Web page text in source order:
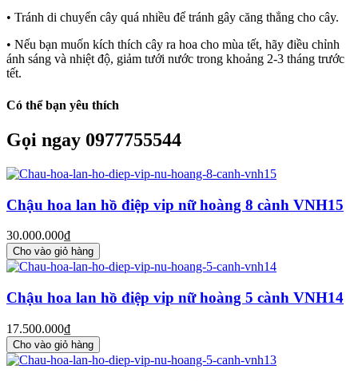
• Tránh di chuyển cây quá nhiều để tránh gây căng thẳng cho cây.
• Nếu bạn muốn kích thích cây ra hoa cho mùa tết, hãy điều chỉnh
ánh sáng và nhiệt độ, giảm tưới nước trong khoảng 2-3 tháng trước
tết.
Có thể bạn yêu thích
Gọi ngay 0977755544
Chậu hoa lan hồ điệp vip nữ hoàng 8 cành VNH15
30.000.000₫
Cho vào giỏ hàng
Chậu hoa lan hồ điệp vip nữ hoàng 5 cành VNH14
17.500.000₫
Cho vào giỏ hàng